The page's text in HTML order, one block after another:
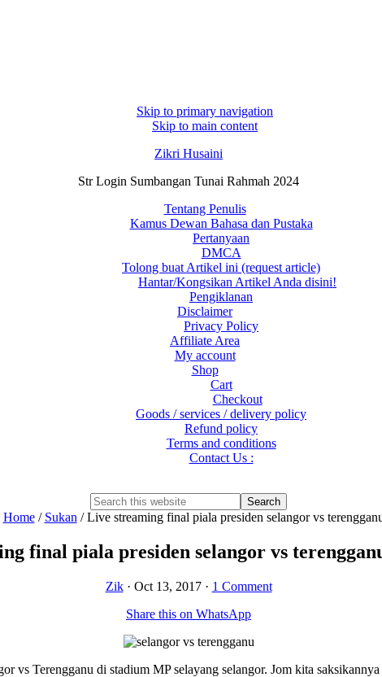
Skip to primary navigation
Skip to main content
Zikri Husaini
Str Login Sumbangan Tunai Rahmah 2024
Tentang Penulis
Kamus Dewan Bahasa dan Pustaka
Pertanyaan
DMCA
Tolong buat Artikel ini (request article)
Hantar/Kongsikan Artikel Anda disini!
Pengiklanan
Disclaimer
Privacy Policy
Affiliate Area
My account
Shop
Cart
Checkout
Goods / services / delivery policy
Refund policy
Terms and conditions
Contact Us :
Search
this
Hide
Home / Sukan /Live streaming final piala presiden selangor vs
final piala presiden selangor vs
Zik· Oct 13, 2017· 1 Comment
Share this on WhatsApp
vs Terengganu di stadium MP selayang selangor. Jom kita